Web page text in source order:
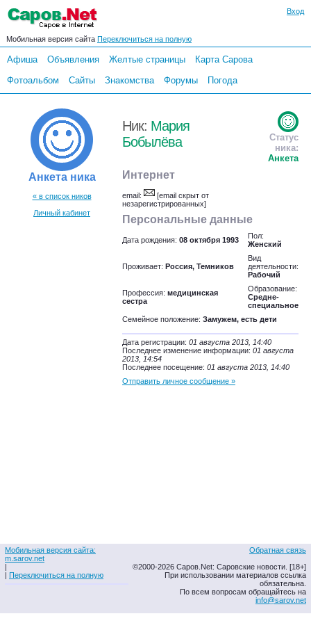
Вход
Мобильная версия сайта Переключиться на полную
Афиша Объявления Желтые страницы
Карта Сарова
Фотоальбом
Сайты Знакомства Форумы Погода
Анкета ника
« в список ников
Личный кабинет
Ник: Мария
Бобылёва
Статус
ника:
Анкета
Интернет
email:
[email скрыт от
незарегистрированных]
Персональные данные
Дата рождения: 08 октября 1993
Пол:
Женский
Проживает: Россия, Темников
Вид
деятельности:
Рабочий
Профессия: медицинская
сестра
Образование:
Средне-
специальное
Семейное положение: Замужем, есть дети
Дата регистрации: 01 августа 2013, 14:40
Последнее изменение информации: 01 августа
2013, 14:54
Последнее посещение: 01 августа 2013, 14:40
Отправить личное сообщение »
Мобильная версия сайта:
m.sarov.net
|
| Переключиться на полную
Обратная связь
©2000-2026 Саров.Net: Саровские новости. [18+]
При использовании материалов ссылка
обязательна.
По всем вопросам обращайтесь на
info@sarov.net